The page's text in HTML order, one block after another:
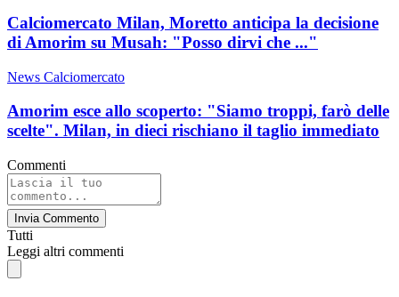
Calciomercato Milan, Moretto anticipa la decisione
di Amorim su Musah: "Posso dirvi che ..."
News Calciomercato
Amorim esce allo scoperto: "Siamo troppi, farò delle
scelte". Milan, in dieci rischiano il taglio immediato
Commenti
Invia Commento
Tutti
Leggi altri commenti